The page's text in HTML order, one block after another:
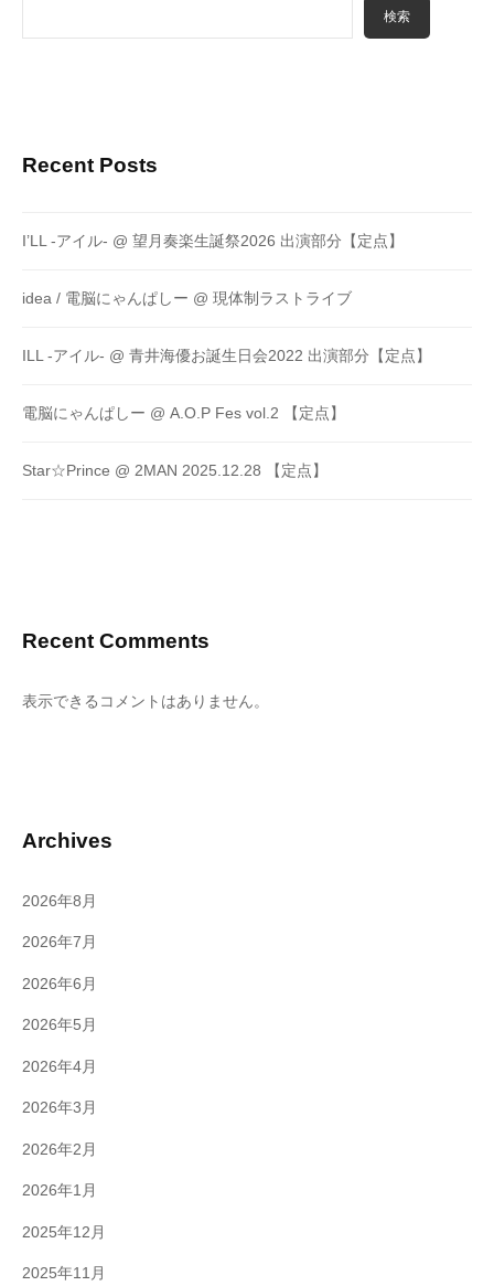
検索
Recent Posts
I’LL -アイル- @ 望月奏楽生誕祭2026 出演部分【定点】
idea / 電脳にゃんぱしー @ 現体制ラストライブ
ILL -アイル- @ 青井海優お誕生日会2022 出演部分【定点】
電脳にゃんぱしー @ A.O.P Fes vol.2 【定点】
Star☆Prince @ 2MAN 2025.12.28 【定点】
Recent Comments
表示できるコメントはありません。
Archives
2026年8月
2026年7月
2026年6月
2026年5月
2026年4月
2026年3月
2026年2月
2026年1月
2025年12月
2025年11月